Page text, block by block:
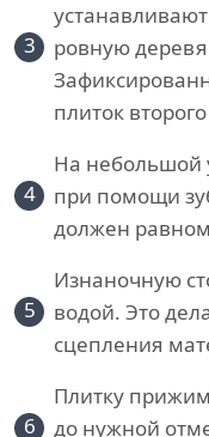
3
ровную
плиток
4
На небольшой
при помощи
должен
5
Изнаночную
водой. Это
сцепления
6
Плитку
до нужной